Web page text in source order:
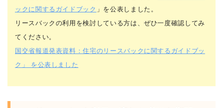
ックに関するガイドブック 」を公表しました。
リースバックの利用を検討している方は、ぜひ一度確認してみ
てください。
国交省報道発表資料：住宅のリースバックに関するガイドブッ
ク」 を公表しました